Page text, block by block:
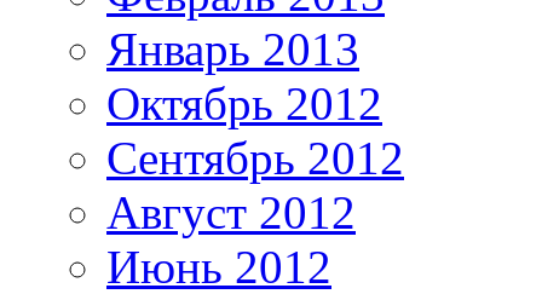
Январь 2013
Октябрь 2012
Сентябрь 2012
Август 2012
Июнь 2012